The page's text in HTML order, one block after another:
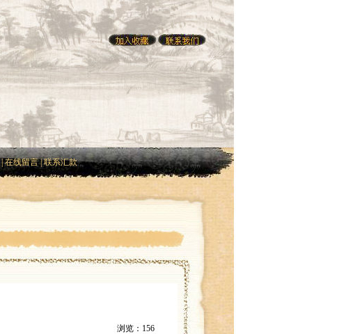
| 在线留言 | 联系汇款
浏览： 156